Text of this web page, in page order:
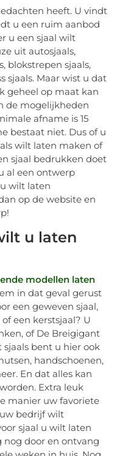
heeft. U vindt
u een ruim aanbod
u een sjaal wilt
uit autosjaals,
blokstrepen sjaals,
sjaals. Maar wist u dat
geheel op maat kan
de mogelijkheden
afname is 15
bestaat niet. Dus of u
wilt laten maken of
sjaal bedrukken doet
al een ontwerp
wilt laten
op de website en
u laten
modellen laten
in dat geval gerust
een geweven sjaal,
een kerstsjaal? U
of De Breigigant
sjaals bent u hier ook
handschoenen,
En dat alles kan
Extra leuk
manier uw favoriete
bedrijf wilt
sjaal u wilt laten
nog door en ontvang